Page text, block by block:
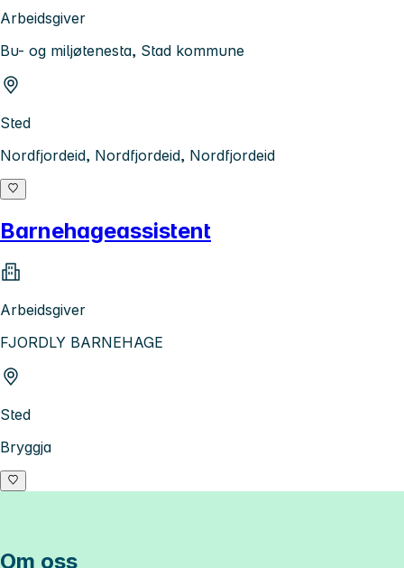
Arbeidsgiver
Bu- og miljøtenesta, Stad kommune
Sted
Nordfjordeid, Nordfjordeid, Nordfjordeid
Barnehageassistent
Arbeidsgiver
FJORDLY BARNEHAGE
Sted
Bryggja
Om oss